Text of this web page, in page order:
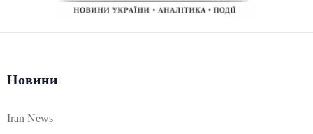
Новини
Iran News